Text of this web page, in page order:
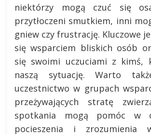
niektórzy mogą czuć się
przytłoczeni smutkiem, inni
gniew czy frustrację. Kluczowe
się wsparciem bliskich osób
się swoimi uczuciami z kimś,
naszą sytuację. Warto
uczestnictwo w grupach
przeżywających stratę
spotkania mogą pomóc w
pocieszenia i zrozumienia